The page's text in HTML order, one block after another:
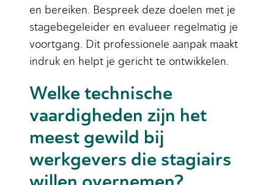
en bereiken. Bespreek deze doelen met je
stagebegeleider en evalueer regelmatig je
voortgang. Dit professionele aanpak maakt
indruk en helpt je gericht te ontwikkelen.
Welke technische
vaardigheden zijn het
meest gewild bij
werkgevers die stagiairs